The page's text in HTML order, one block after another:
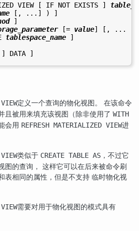
VIEW [ IF NOT EXISTS ]
[, ...] ) ]
]
[= value] [, ... ]
tablespace_name ]
定义一个查询的物化视图。 在该命令
且被用来填充该视图（除非使用了 WITH
会用 REFRESH MATERIALIZED VIEW进
类似于 CREATE TABLE AS ，不过它
图的查询， 这样它可以在后来被命令刷
表相同的属性，但是不支持 临时物化视
需要对用于物化视图的模式具有